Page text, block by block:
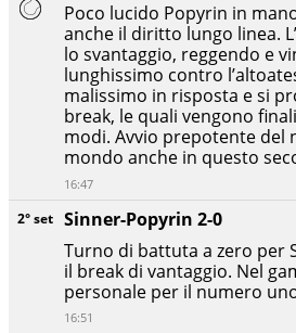
2° set Sinner-Popyrin 2-0
Turno di battuta a zero per
il break di vantaggio. Nel
personale per il numero
16:51
Poco lucido Popyrin in
anche il diritto lungo linea.
lo svantaggio, reggendo e
lunghissimo contro
malissimo in risposta e si
break, le quali vengono
modi. Avvio prepotente del
mondo anche in questo
16:47